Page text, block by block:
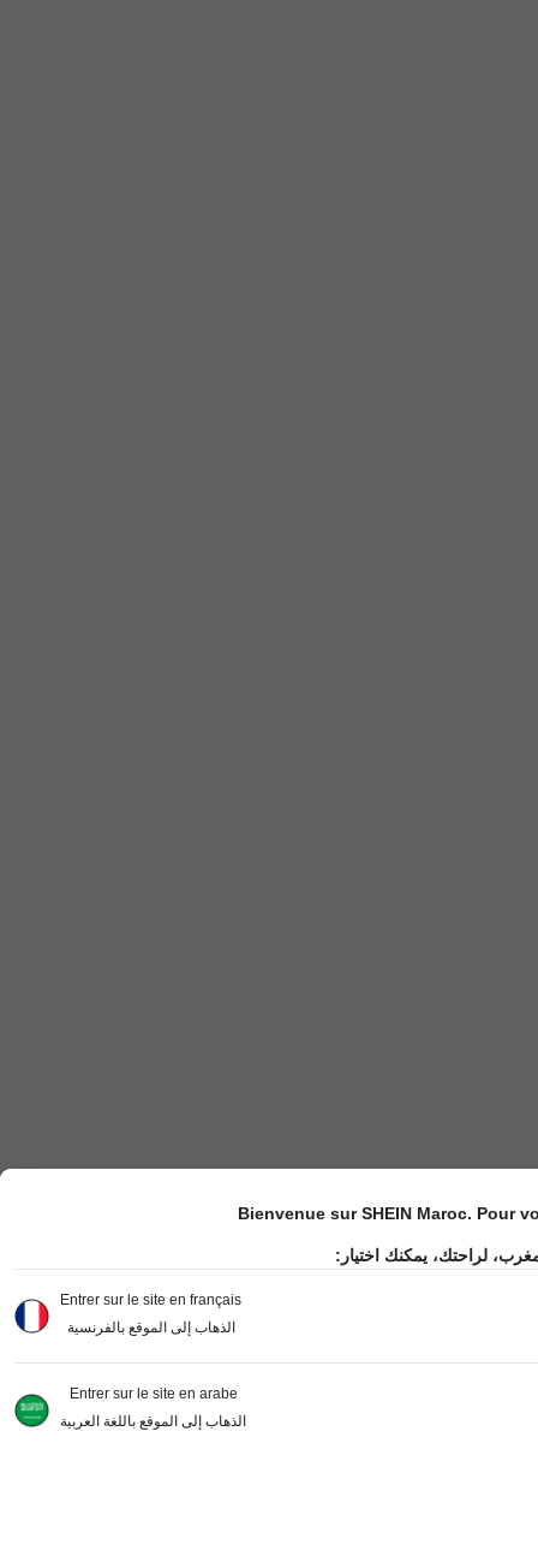
Bienvenue sur SHEIN Maroc. Pour
لراحتك، يمكنك اختيار:
Entrer sur le site en français
الذهاب إلى الموقع بالفرنسية
Entrer sur le site en arabe
الذهاب إلى الموقع باللغة العربية